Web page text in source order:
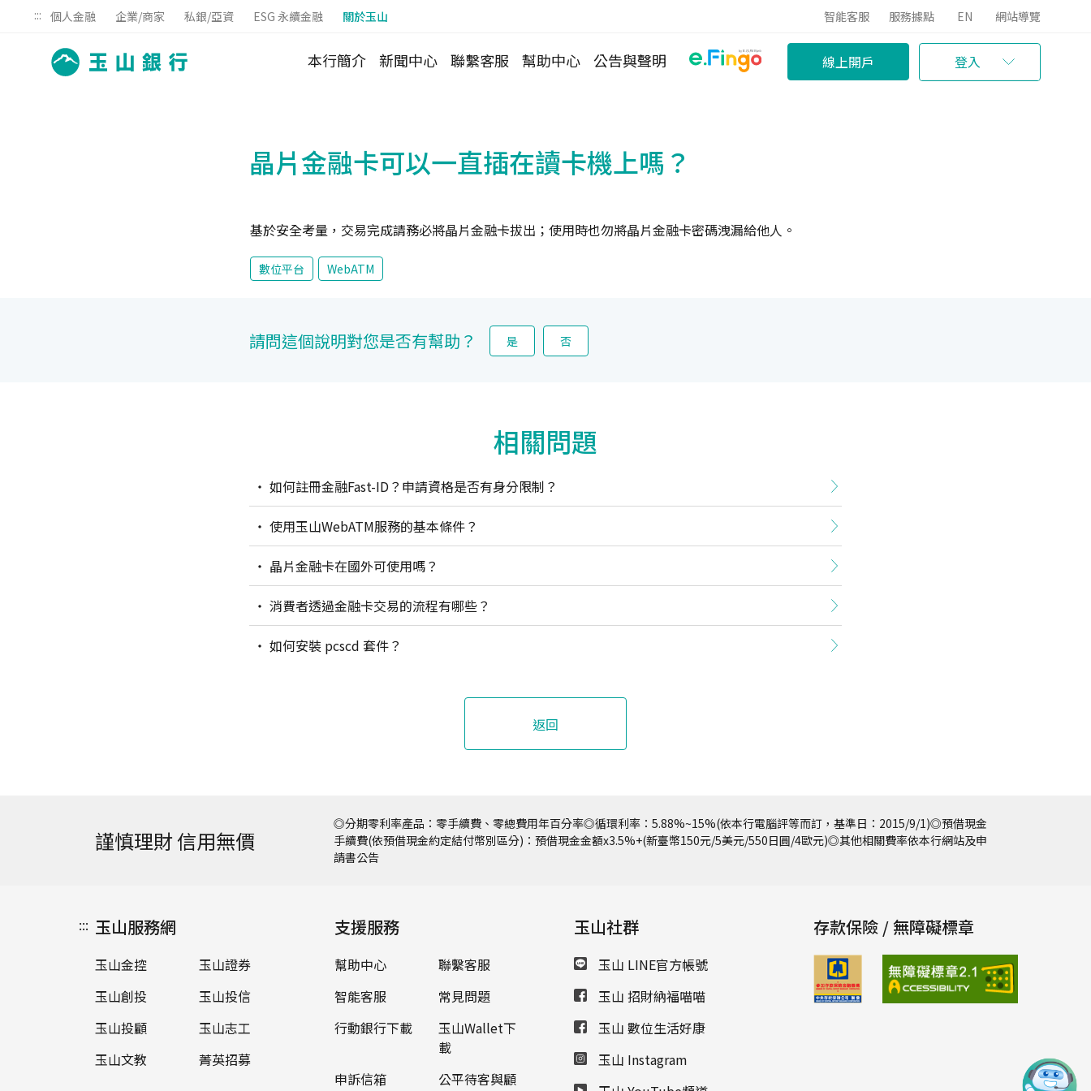
::: 個人金融 企業/商家 私銀/亞資 ESG 永續金融 關於玉山 智能客服 服務據點 EN 網站導覽
本行簡介 新聞中心 聯繫客服 幫助中心 公告與聲明 線上開戶 登入
晶片金融卡可以一直插在讀卡機上嗎？
基於安全考量，交易完成請務必將晶片金融卡拔出；使用時也勿將晶片金融卡密碼洩漏給他人。
數位平台 WebATM
請問這個說明對您是否有幫助？ 是 否
相關問題
如何註冊金融Fast-ID？申請資格是否有身分限制？
使用玉山WebATM服務的基本條件？
晶片金融卡在國外可使用嗎？
消費者透過金融卡交易的流程有哪些？
如何安裝 pcscd 套件？
返回
謹慎理財 信用無價
◎分期零利率產品：零手續費、零總費用年百分率◎循環利率：5.88%~15%(依本行電腦評等而訂，基準日：2015/9/1)◎預借現金
手續費(依預借現金約定結付幣別區分)：預借現金金額x3.5%+(新臺幣150元/5美元/550日圓/4歐元)◎其他相關費率依本行網站及申
請書公告
::: 玉山服務網
玉山金控
玉山證券
玉山創投
玉山投信
玉山投顧
玉山志工
玉山文教
菁英招募
支援服務
幫助中心
聯繫客服
智能客服
常見問題
行動銀行下載
玉山Wallet下
載
申訴信箱
公平待客與顧
玉山社群
玉山 LINE官方帳號
玉山 招財納福喵喵
玉山 數位生活好康
玉山 Instagram
存款保險 / 無障礙標章